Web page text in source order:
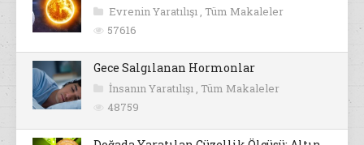
Evrenin Yaratılışı , Tüm Makaleler
57616
Gece Salgılanan Hormonlar
İnsanın Yaratılışı , Tüm Makaleler
48759